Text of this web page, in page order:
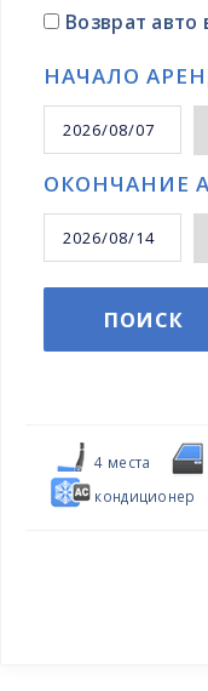
Возврат
НАЧАЛО
ОКОНЧАНИЕ
ПОИСК
4 местa
кондиционер